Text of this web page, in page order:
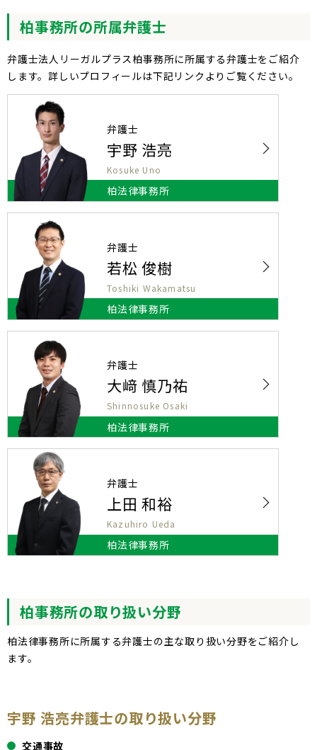
柏事務所の所属弁護士
弁護士法人リーガルプラス柏事務所に所属する弁護士をご紹介
します。詳しいプロフィールは下記リンクよりご覧ください。
柏法律事務所
弁護士
宇野 浩亮
Kosuke Uno
柏法律事務所
弁護士
若松 俊樹
Toshiki Wakamatsu
柏法律事務所
弁護士
大﨑 慎乃祐
Shinnosuke Osaki
柏法律事務所
弁護士
上田 和裕
Kazuhiro Ueda
柏事務所の取り扱い分野
柏法律事務所に所属する弁護士の主な取り扱い分野をご紹介し
ます。
宇野 浩亮弁護士の取り扱い分野
交通事故